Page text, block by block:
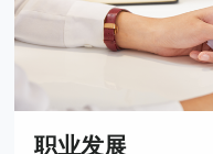
职业发展